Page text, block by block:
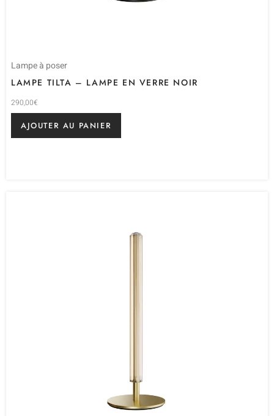
Lampe à poser
LAMPE TILTA – LAMPE EN VERRE NOIR
290,00€
AJOUTER AU PANIER